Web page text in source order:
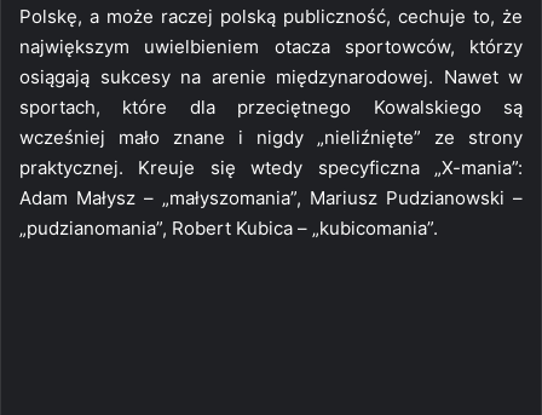
Polskę, a może raczej polską publiczność, cechuje to, że
największym uwielbieniem otacza sportowców, którzy
osiągają sukcesy na arenie międzynarodowej. Nawet w
sportach, które dla przeciętnego Kowalskiego są
wcześniej mało znane i nigdy „nieliźnięte” ze strony
praktycznej. Kreuje się wtedy specyficzna „X-mania”:
Adam Małysz – „małyszomania”, Mariusz Pudzianowski –
„pudzianomania”, Robert Kubica – „kubicomania”.